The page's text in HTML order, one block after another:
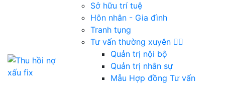
Sở hữu trí tuệ
Hôn nhân - Gia đình
Tranh tụng
Tư vấn thường xuyên
Quản trị nội bộ
Quản trị nhân sự
Mẫu Hợp đồng Tư vấn